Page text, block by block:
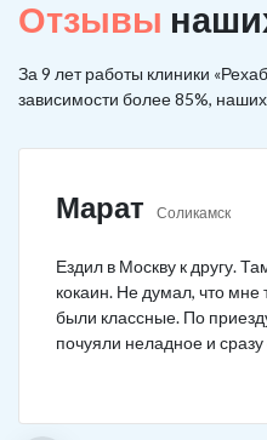
Отзывы
За 9 лет работы клиники
зависимости более 85%,
Марат Соликамск
Ездил в Москву к другу.
кокаин. Не думал, что
были классные. По
почуяли неладное и
после того как я им все
лечения, но мысли о
курсы анонимных